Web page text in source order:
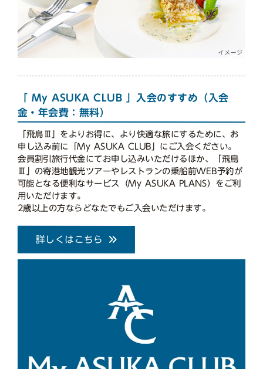
「 My ASUKA CLUB 」入会のすすめ（入会
金・年会費：無料）
「飛鳥Ⅲ」をよりお得に、より快適な旅にするために、お
申し込み前に「My ASUKA CLUB」にご入会ください。
会員割引旅行代金にてお申し込みいただけるほか、「飛鳥
Ⅲ」の寄港地観光ツアーやレストランの乗船前WEB予約が
可能となる便利なサービス（My ASUKA PLANS）をご利
用いただけます。
2歳以上の方ならどなたでもご入会いただけます。
詳しくはこちら